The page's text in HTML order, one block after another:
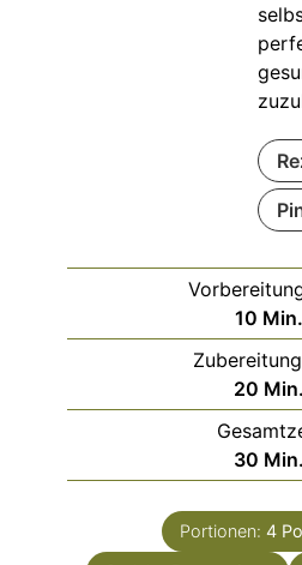
10 Min.
20 Min.
30 Min.
Portionen: 4